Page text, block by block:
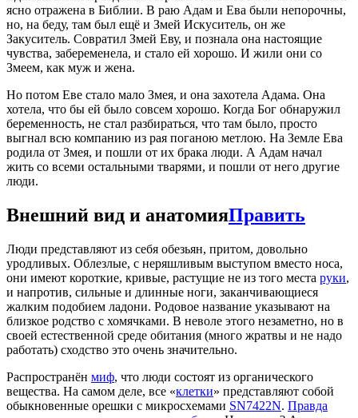
ясно отражена в Библии. В раю Адам и Ева были непорочны,
но, на беду, там был ещё и Змей Искуситель, он же
Закуситель. Совратил Змей Еву, и познала она настоящие
чувства, забеременела, и стало ей хорошо. И жили они со
Змеем, как муж и жена.
Но потом Еве стало мало Змея, и она захотела Адама. Она
хотела, что бы ей было совсем хорошо. Когда Бог обнаружил
беременность, не стал разбираться, что там было, просто
выгнал всю компанию из рая поганою метлою. На Земле Ева
родила от Змея, и пошли от их брака люди. А Адам начал
жить со всеми остальными тварями, и пошли от него другие
люди.
Внешний вид и анатомияПравить
Люди представляют из себя обезьян, притом, довольно
уродливых. Облезлые, с неряшливым выступом вместо носа,
они имеют короткие, кривые, растущие не из того места руки,
и напротив, сильные и длинные ноги, заканчивающиеся
жалким подобием ладони. Родовое название указывают на
близкое родство с хомячками. В неволе этого незаметно, но в
своей естественной среде обитания (много жратвы и не надо
работать) сходство это очень значительно.
Распространён миф, что люди состоят из органического
вещества. На самом деле, все «клетки» представляют собой
обыкновенные орешки с микросхемами SN7422N. Правда